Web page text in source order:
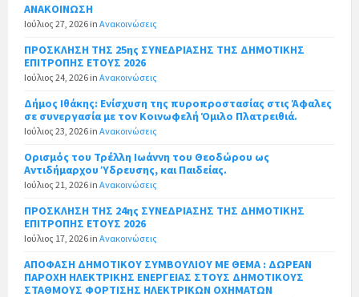
ΑΝΑΚΟΙΝΩΣΗ
Ιούλιος 27, 2026 in Ανακοινώσεις
ΠΡΟΣΚΛΗΣΗ ΤΗΣ 25ης ΣΥΝΕΔΡΙΑΣΗΣ ΤΗΣ ΔΗΜΟΤΙΚΗΣ
ΕΠΙΤΡΟΠΗΣ ΕΤΟΥΣ 2026
Ιούλιος 24, 2026 in Ανακοινώσεις
Δήμος Ιθάκης: Ενίσχυση της πυροπροστασίας στις Άφαλες
σε συνεργασία με τον Κοινωφελή Όμιλο Πλατρειθιά.
Ιούλιος 23, 2026 in Ανακοινώσεις
Ορισμός του Τρέλλη Ιωάννη του Θεοδώρου ως
Αντιδήμαρχου Ύδρευσης, και Παιδείας.
Ιούλιος 21, 2026 in Ανακοινώσεις
ΠΡΟΣΚΛΗΣΗ ΤΗΣ 24ης ΣΥΝΕΔΡΙΑΣΗΣ ΤΗΣ ΔΗΜΟΤΙΚΗΣ
ΕΠΙΤΡΟΠΗΣ ΕΤΟΥΣ 2026
Ιούλιος 17, 2026 in Ανακοινώσεις
ΑΠΟΦΑΣΗ ΔΗΜΟΤΙΚΟΥ ΣΥΜΒΟΥΛΙΟΥ ΜΕ ΘΕΜΑ : ΔΩΡΕΑΝ
ΠΑΡΟΧΗ ΗΛΕΚΤΡΙΚΗΣ ΕΝΕΡΓΕΙΑΣ ΣΤΟΥΣ ΔΗΜΟΤΙΚΟΥΣ
ΣΤΑΘΜΟΥΣ ΦΟΡΤΙΣΗΣ ΗΛΕΚΤΡΙΚΩΝ ΟΧΗΜΑΤΩΝ